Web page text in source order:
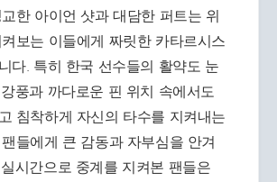
한 아이언 샷과 대담한 퍼트는 위
보는 이들에게 짜릿한 카타르시스
다. 특히 한국 선수들의 활약도 눈
풍과 까다로운 핀 위치 속에서도
침착하게 자신의 타수를 지켜내는
들에게 큰 감동과 자부심을 안겨
시간으로 중계를 지켜본 팬들은